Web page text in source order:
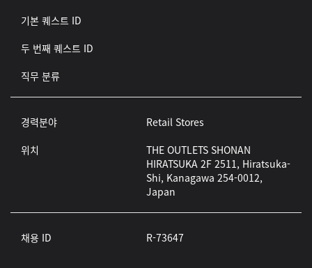
기본 퀘스트 ID
두 번째 퀘스트 ID
직무 분류
경력분야
Retail Stores
위치
THE OUTLETS SHONAN
HIRATSUKA 2F 2511, Hiratsuka-
Shi, Kanagawa 254-0012,
Japan
채용 ID R-73647